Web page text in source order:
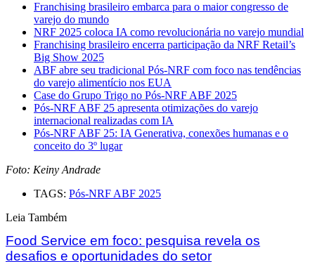
Franchising brasileiro embarca para o maior congresso de
varejo do mundo
NRF 2025 coloca IA como revolucionária no varejo mundial
Franchising brasileiro encerra participação da NRF Retail’s
Big Show 2025
ABF abre seu tradicional Pós-NRF com foco nas tendências
do varejo alimentício nos EUA
Case do Grupo Trigo no Pós-NRF ABF 2025
Pós-NRF ABF 25 apresenta otimizações do varejo
internacional realizadas com IA
Pós-NRF ABF 25: IA Generativa, conexões humanas e o
conceito do 3º lugar
Foto: Keiny Andrade
TAGS: Pós-NRF ABF 2025
Leia Também
Food Service em foco: pesquisa revela os
desafios e oportunidades do setor